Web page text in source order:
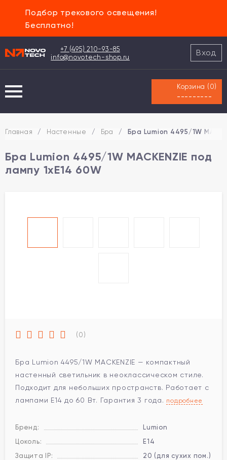
Подбор трекового освещения!
Бесплатно!
+7 (495) 210-93-85
info@novotech-shop.ru
Вход
Корзина ( 0)
---------
Главная / Настенные / Бра / Бра Lumion 4495/1W
Бра Lumion 4495/1W MACKENZIE под
лампу 1xE14 60W
(0)
Бра Lumion 4495/1W MACKENZIE — компактный
настенный светильник в неоклассическом стиле.
Подходит для небольших пространств. Работает с
лампами E14 до 60 Вт. Гарантия 3 года. подробнее
Бренд:
Lumion
Цоколь:
E14
Защита IP:
20 (для сухих пом.)